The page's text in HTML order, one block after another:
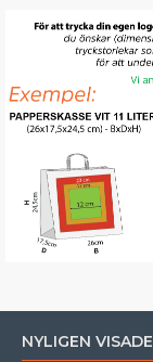
NYLIGEN VISADE